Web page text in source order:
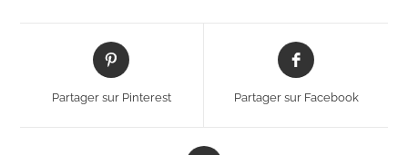
Partager sur Pinterest Partager sur Facebook